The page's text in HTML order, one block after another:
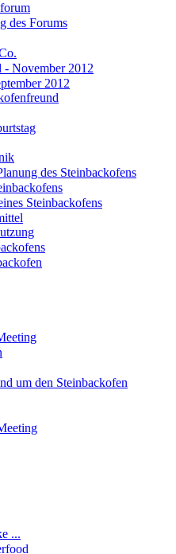
des Forums
November 2012
2012
des Steinbackofens
Steinbackofens
um den Steinbackofen
...